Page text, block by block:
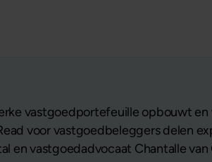
vastgoedportefeuille opbouwt
voor vastgoedbeleggers delen
en vastgoedadvocaat Chantalle